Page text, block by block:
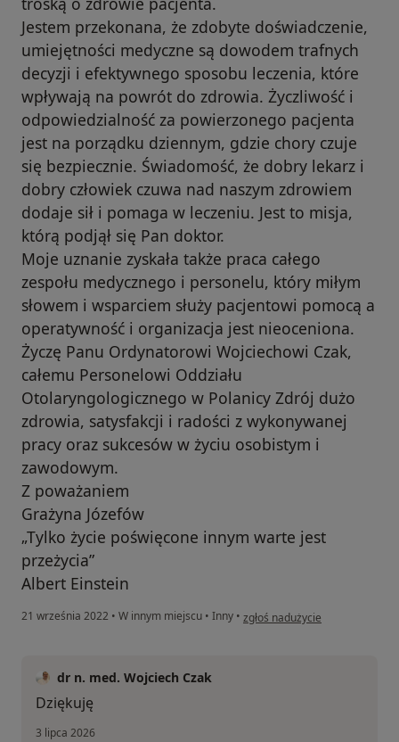
Jestem przekonana, że zdobyte doświadczenie,
umiejętności medyczne są dowodem trafnych
decyzji i efektywnego sposobu leczenia, które
wpływają na powrót do zdrowia. Życzliwość i
odpowiedzialność za powierzonego pacjenta
jest na porządku dziennym, gdzie chory czuje
się bezpiecznie. Świadomość, że dobry lekarz i
dobry człowiek czuwa nad naszym zdrowiem
dodaje sił i pomaga w leczeniu. Jest to misja,
którą podjął się Pan doktor.
Moje uznanie zyskała także praca całego
zespołu medycznego i personelu, który miłym
słowem i wsparciem służy pacjentowi pomocą a
operatywność i organizacja jest nieoceniona.
Życzę Panu Ordynatorowi Wojciechowi Czak,
całemu Personelowi Oddziału
Otolaryngologicznego w Polanicy Zdrój dużo
zdrowia, satysfakcji i radości z wykonywanej
pracy oraz sukcesów w życiu osobistym i
zawodowym.
Z poważaniem
Grażyna Józefów
„Tylko życie poświęcone innym warte jest
przeżycia”
Albert Einstein
21 września 2022 • W innym miejscu • Inny • w opinii użytkownika Grażyna
zgłoś nadużycie
dr n. med. Wojciech Czak
Dziękuję
3 lipca 2026